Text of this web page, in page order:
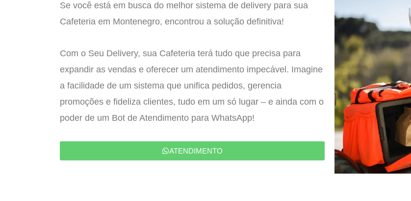
Se você está em busca do melhor sistema de delivery para sua
Cafeteria em Montenegro, encontrou a solução definitiva!
Com o Seu Delivery, sua Cafeteria terá tudo que precisa para
expandir as vendas e oferecer um atendimento impecável. Imagine
a facilidade de um sistema que unifica pedidos, gerencia
promoções e fideliza clientes, tudo em um só lugar – e ainda com o
poder de um Bot de Atendimento para WhatsApp!
ATENDIMENTO